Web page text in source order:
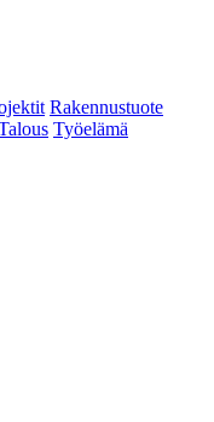
Rakennustuote
Työelämä